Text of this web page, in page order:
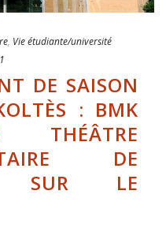
, Vie étudiante/université
DE SAISON
: BMK
DE
SUR LE